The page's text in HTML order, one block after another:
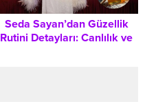
Seda Sayan’dan Güzellik
Rutini Detayları: Canlılık ve